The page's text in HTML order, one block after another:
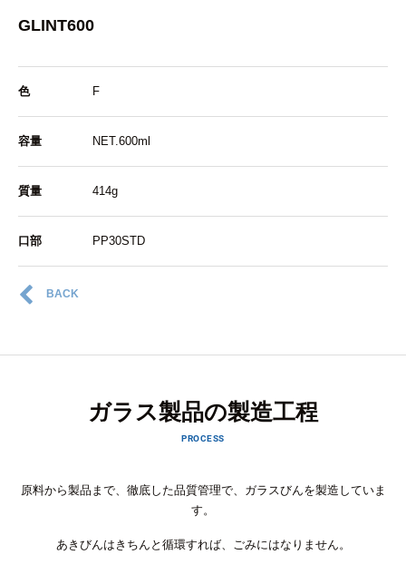
GLINT600
色 F
容量 NET.600ml
質量 414g
口部 PP30STD
BACK
ガラス製品の製造工程
PROCESS
原料から製品まで、徹底した品質管理で、ガラスびんを製造していま
す。
あきびんはきちんと循環すれば、ごみにはなりません。